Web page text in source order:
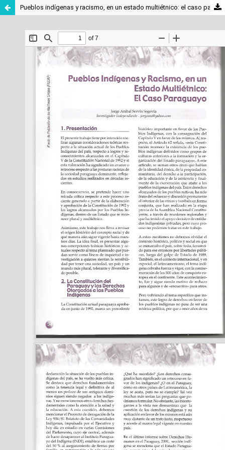
Pueblos indígenas y racismo, en un estado multiétnico: el caso paraguayo